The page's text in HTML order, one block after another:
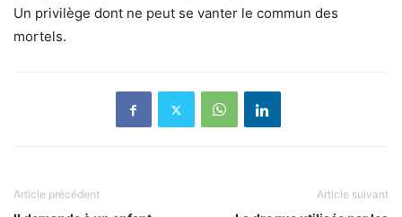
Un privilège dont ne peut se vanter le commun des
mortels.
Article précédent Article suivant